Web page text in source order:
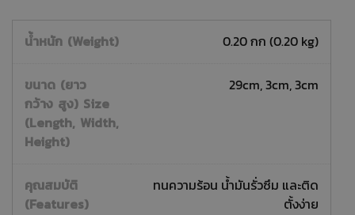
น้ำหนัก (Weight) 0.20 กก (0.20 kg)
ขนาด (ยาว
กว้าง สูง) Size
(Length, Width,
Height)
29cm, 3cm, 3cm
คุณสมบัติ
(Features)
ทนความร้อน น้ำมันรั่วซึม และติด
ตั้งง่าย